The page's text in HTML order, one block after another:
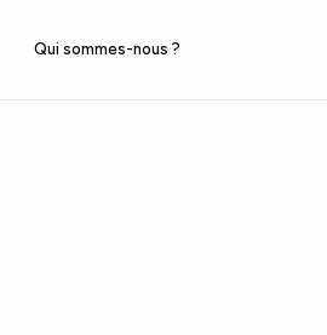
Qui sommes-nous ?